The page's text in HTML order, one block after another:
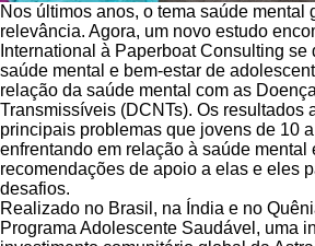
Nos últimos anos, o tema saúde mental
relevância. Agora, um novo estudo
International à Paperboat Consulting se
saúde mental e bem-estar de
relação da saúde mental com as
Transmissíveis (DCNTs). Os resultados
principais problemas que jovens de 10
enfrentando em relação à saúde mental
recomendações de apoio a elas e eles
desafios.
Realizado no Brasil, na Índia e no
Programa Adolescente Saudável, uma